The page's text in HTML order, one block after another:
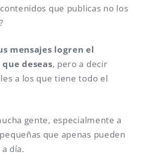
que publicas no los
mensajes logren el
deseas, pero a decir
a los que tiene todo el
gente, especialmente a
que apenas pueden
día.